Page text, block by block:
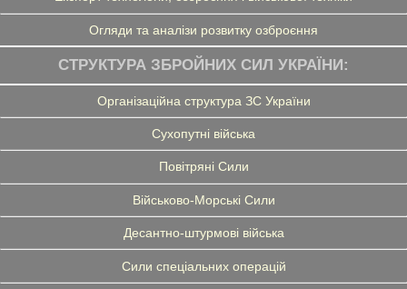
Огляди та аналізи розвитку озброєння
СТРУКТУРА ЗБРОЙНИХ СИЛ УКРАЇНИ:
Організаційна структура ЗС України
Сухопутні війська
Повітряні Сили
Військово-Морські Сили
Десантно-штурмові війська
Сили спеціальних операцій